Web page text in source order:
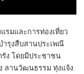
รมและการท่องเที่ยว
ำรุงสืบสานประเพณี
รัง โดยมีประชาชน
ลานวัฒนธรรม ทุ่งแจ้ง